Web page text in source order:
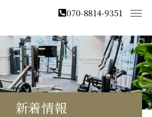
070-8814-9351
新着情報